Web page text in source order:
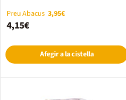
Preu Abacus 3,95€
4,15€
Afegir a la cistella